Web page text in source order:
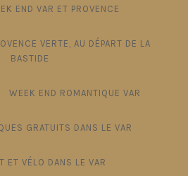
END VAR ET PROVENCE
VERTE, AU DÉPART DE LA
BASTIDE
WEEK END ROMANTIQUE VAR
GRATUITS DANS LE VAR
ET VÉLO DANS LE VAR